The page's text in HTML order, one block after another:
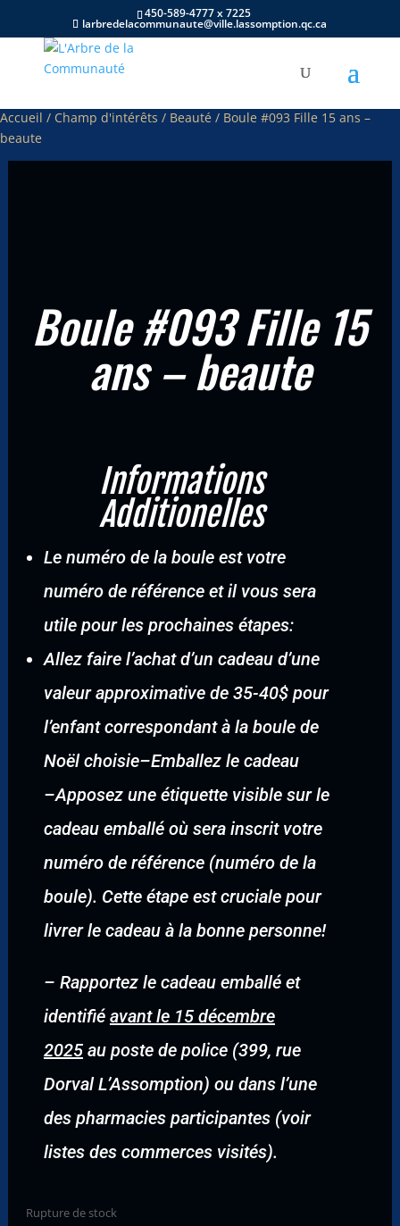
450-589-4777 x 7225
larbredelacommunaute@ville.lassomption.qc.ca
Accueil / Champ d'intérêts / Beauté / Boule #093 Fille 15 ans –
beaute
Boule #093 Fille 15
ans – beaute
Informations
Additionelles
Le numéro de la boule est votre
numéro de référence et il vous sera
utile pour les prochaines étapes:
Allez faire l’achat d’un cadeau d’une
valeur approximative de 35-40$ pour
l’enfant correspondant à la boule de
Noël choisie–Emballez le cadeau
–Apposez une étiquette visible sur le
cadeau emballé où sera inscrit votre
numéro de référence (numéro de la
boule). Cette étape est cruciale pour
livrer le cadeau à la bonne personne!
– Rapportez le cadeau emballé et
identifié avant le 15 décembre
2025au poste de police (399, rue
Dorval L’Assomption) ou dans l’une
des pharmacies participantes (voir
listes des commerces visités).
Rupture de stock